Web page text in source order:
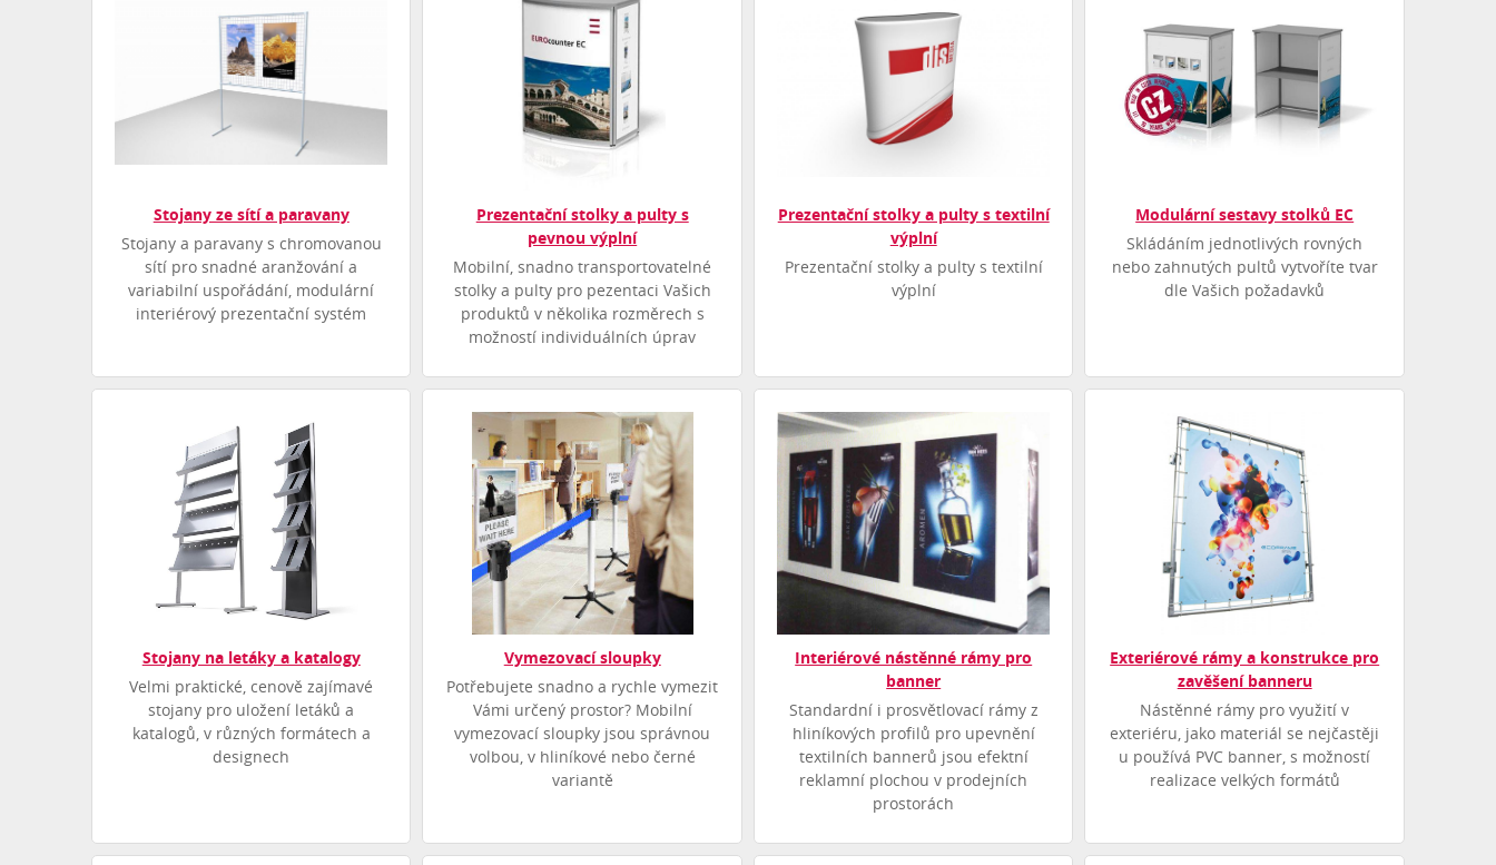
Stojany ze sítí a paravany
Stojany a paravany s chromovanou
sítí pro snadné aranžování a
variabilní uspořádání, modulární
interiérový prezentační systém
Prezentační stolky a pulty s
pevnou výplní
Mobilní, snadno transportovatelné
stolky a pulty pro pezentaci Vašich
produktů v několika rozměrech s
možností individuálních úprav
Prezentační stolky a pulty s textilní
výplní
Prezentační stolky a pulty s textilní
výplní
Modulární sestavy stolků EC
Skládáním jednotlivých rovných
nebo zahnutých pultů vytvoříte tvar
dle Vašich požadavků
Stojany na letáky a katalogy
Velmi praktické, cenově zajímavé
stojany pro uložení letáků a
katalogů, v různých formátech a
designech
Vymezovací sloupky
Potřebujete snadno a rychle vymezit
Vámi určený prostor? Mobilní
vymezovací sloupky jsou správnou
volbou, v hliníkové nebo černé
variantě
Interiérové nástěnné rámy pro
banner
Standardní i prosvětlovací rámy z
hliníkových profilů pro upevnění
textilních bannerů jsou efektní
reklamní plochou v prodejních
prostorách
Exteriérové rámy a konstrukce pro
zavěšení banneru
Nástěnné rámy pro využití v
exteriéru, jako materiál se nejčastěji
u používá PVC banner, s možností
realizace velkých formátů